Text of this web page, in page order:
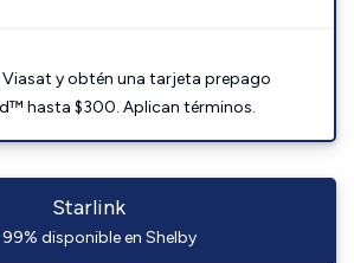
y obtén una tarjeta prepago
hasta $300. Aplican términos.
Starlink
disponible en Shelby